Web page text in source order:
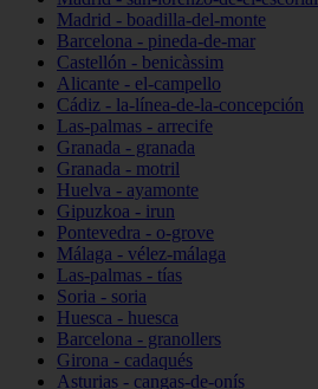
Madrid - boadilla-del-monte
Barcelona - pineda-de-mar
Castellón - benicàssim
Alicante - el-campello
Cádiz - la-línea-de-la-concepción
Las-palmas - arrecife
Granada - granada
Granada - motril
Huelva - ayamonte
Gipuzkoa - irun
Pontevedra - o-grove
Málaga - vélez-málaga
Las-palmas - tías
Soria - soria
Huesca - huesca
Barcelona - granollers
Girona - cadaqués
Asturias - cangas-de-onís